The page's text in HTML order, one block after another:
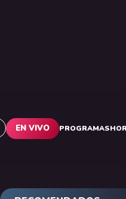
EN VIVO PROGRAMAS